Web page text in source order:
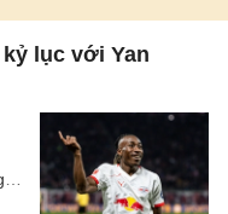
lục với Yan